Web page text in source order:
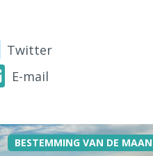
Twitter
E-mail
BESTEMMING VAN DE